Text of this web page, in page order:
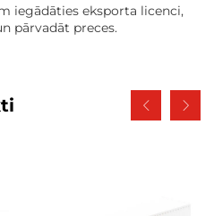
iegādāties eksporta licenci,
pārvadāt preces.